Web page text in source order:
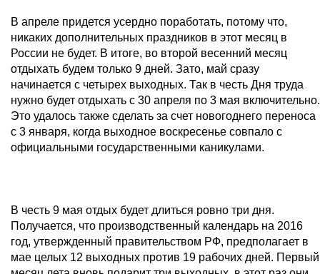
В апреле придется усердно поработать, потому что,
никаких дополнительных праздников в этот месяц в
России не будет. В итоге, во второй весенний месяц
отдыхать будем только 9 дней. Зато, май сразу
начинается с четырех выходных. Так в честь Дня труда
нужно будет отдыхать с 30 апреля по 3 мая включительно.
Это удалось также сделать за счет новогоднего переноса
с 3 января, когда выходное воскресенье совпало с
официальными государственными каникулами.
В честь 9 мая отдых будет длиться ровно три дня.
Получается, что производственный календарь на 2016
год, утвержденный правительством РФ, предполагает в
мае целых 12 выходных против 19 рабочих дней. Первый